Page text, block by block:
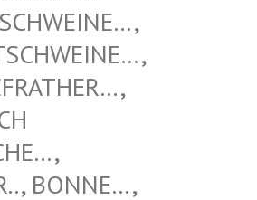
HERBSTS
UND REF
BERGISC
PERSON…